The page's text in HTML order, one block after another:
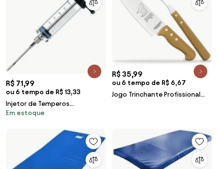
R$ 71,99
ou 6 tempo de R$ 13,33
Injetor de Temperos
Tramontina Para Carnes
Acr&iacute;lico/Polipropileno e
A&ccedil;o Inox 30 ml
Em estoque
R$ 35,99
ou 6 tempo de R$ 6,67
Jogo Trinchante Profissional
Natural 2 Pe&ccedil;as